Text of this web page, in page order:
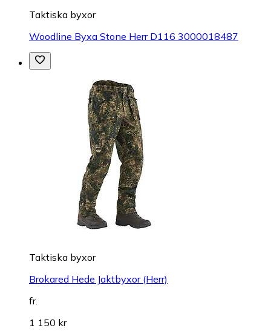
Taktiska byxor
Woodline Byxa Stone Herr D116 3000018487
Taktiska byxor
Brokared Hede Jaktbyxor (Herr)
fr.
1 150 kr